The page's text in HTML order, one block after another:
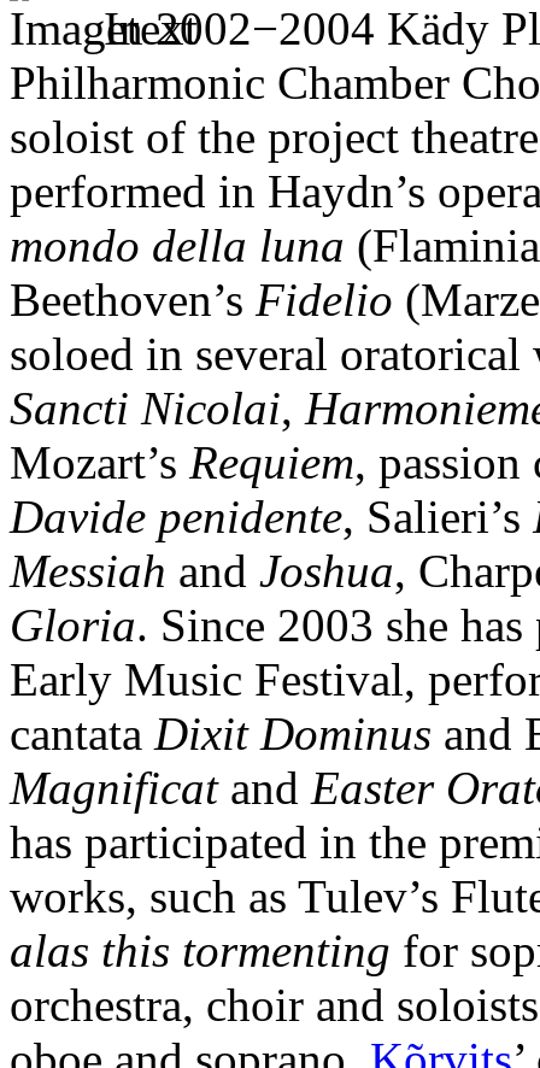
In 2002−2004 Kädy
Philharmonic Chamber
soloist of the project
performed in Haydn’s
mondo della luna
Beethoven’s Fidelio
soloed in several oratorical
Sancti Nicolai,
Mozart’s Requiem, passion
Davide penidente, Salieri’s
Messiah and Joshua,
Gloria. Since 2003 she
Early Music Festival,
cantata Dixit Dominus and
Magnificatand Easter
has participated in the
works, such as Tulev’s
alas this tormenting for
orchestra, choir and